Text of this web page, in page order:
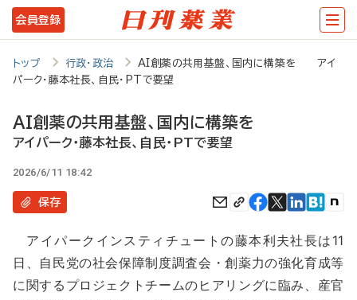
メ
イ
テ
ツ
に
動
会員登録
トップ 行政・政治
AI創薬の共用基盤、国内に構築を アイ
パーク・藤本社長、自民・PTで要望
AI創薬の共用基盤、国内に構築を
アイパーク・藤本社長、自民・PTで要望
2026/6/11 18:42
保存
アイパークインスティチュートの藤本利夫社長は11
日、自民党の社会保障制度調査会・創薬力の強化育成等
に関するプロジェクトチームのヒアリングに臨み、産官